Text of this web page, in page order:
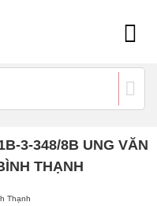
3-348/8B UNG VĂN
THẠNH
Thạnh